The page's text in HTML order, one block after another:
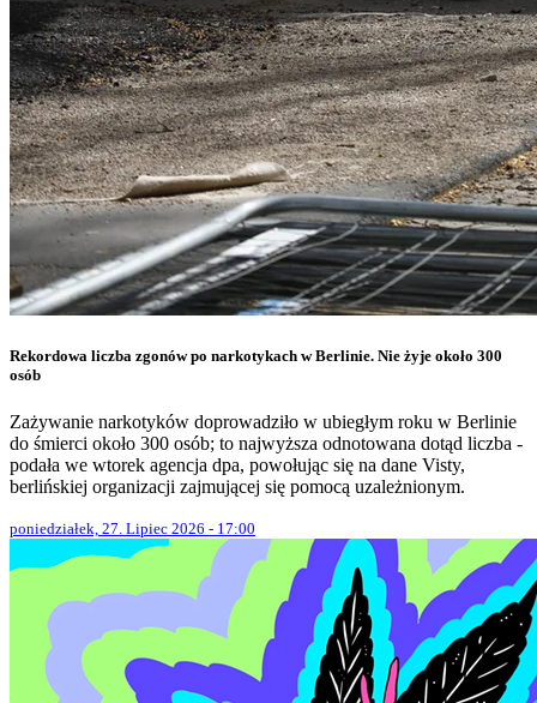
Rekordowa liczba zgonów po narkotykach w Berlinie. Nie żyje około 300
osób
Zażywanie narkotyków doprowadziło w ubiegłym roku w Berlinie
do śmierci około 300 osób; to najwyższa odnotowana dotąd liczba -
podała we wtorek agencja dpa, powołując się na dane Visty,
berlińskiej organizacji zajmującej się pomocą uzależnionym.
poniedziałek, 27. Lipiec 2026 - 17:00